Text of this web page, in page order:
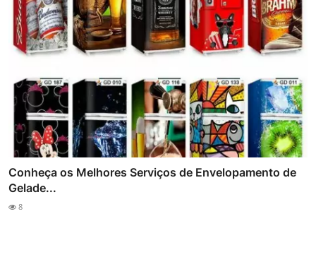
Conheça os Melhores Serviços de Envelopamento de
Gelade...
8